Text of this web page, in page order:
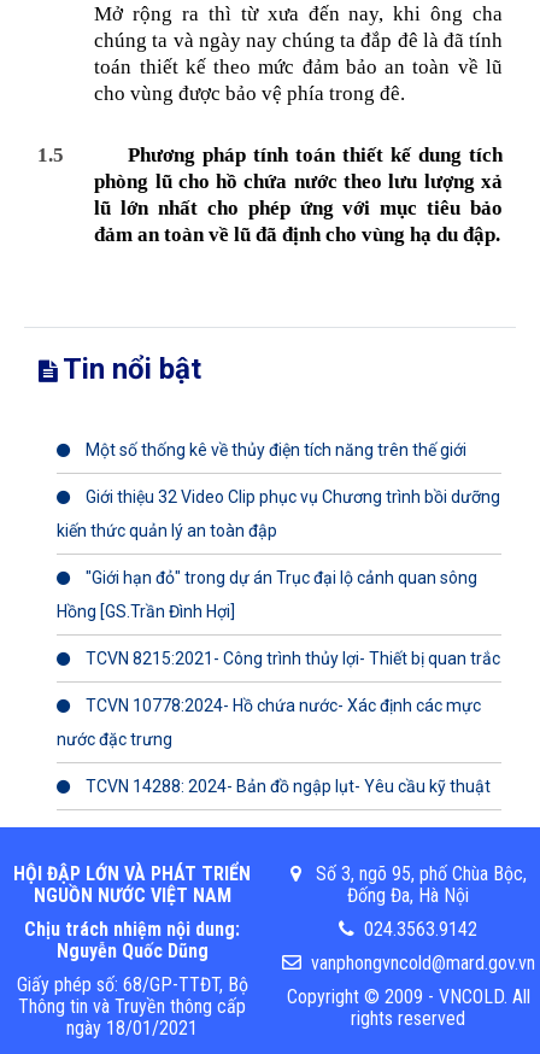
Mở rộng ra thì từ xưa đến nay, khi ông cha
chúng ta và ngày nay chúng ta đắp đê là đã tính
toán thiết kế theo mức đảm bảo an toàn về lũ
cho vùng được bảo vệ phía trong đê.
1.5
Phương pháp tính toán thiết kế dung tích
phòng lũ cho hồ chứa nước theo lưu lượng xả
lũ lớn nhất cho phép ứng với mục tiêu bảo
đảm an toàn về lũ đã định cho vùng hạ du đập.
Tin nổi bật
Một số thống kê về thủy điện tích năng trên thế giới
Giới thiệu 32 Video Clip phục vụ Chương trình bồi dưỡng
kiến thức quản lý an toàn đập
"Giới hạn đỏ" trong dự án Trục đại lộ cảnh quan sông
Hồng [GS.Trần Đình Hợi]
TCVN 8215:2021- Công trình thủy lợi- Thiết bị quan trắc
TCVN 10778:2024- Hồ chứa nước- Xác định các mực
nước đặc trưng
TCVN 14288: 2024- Bản đồ ngập lụt- Yêu cầu kỹ thuật
HỘI ĐẬP LỚN VÀ PHÁT TRIỂN
NGUỒN NƯỚC VIỆT NAM
Chịu trách nhiệm nội dung:
Nguyễn Quốc Dũng
Giấy phép số: 68/GP-TTĐT, Bộ
Thông tin và Truyền thông cấp
ngày 18/01/2021
Số 3, ngõ 95, phố Chùa Bộc,
Đống Đa, Hà Nội
024.3563.9142
vanphongvncold@mard.gov.vn
Copyright © 2009 - VNCOLD. All
rights reserved